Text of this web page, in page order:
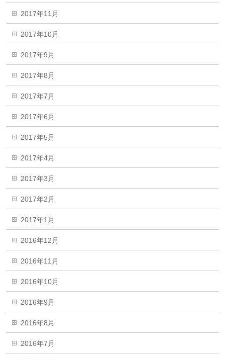
2017年11月
2017年10月
2017年9月
2017年8月
2017年7月
2017年6月
2017年5月
2017年4月
2017年3月
2017年2月
2017年1月
2016年12月
2016年11月
2016年10月
2016年9月
2016年8月
2016年7月